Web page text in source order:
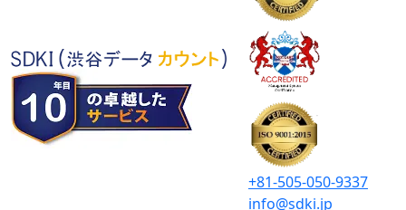
+81-505-050-9337
info@sdki.jp